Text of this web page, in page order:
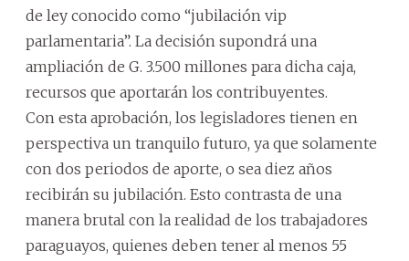
de ley conocido como “jubilación vip
parlamentaria”. La decisión supondrá una
ampliación de G. 3.500 millones para dicha caja,
recursos que aportarán los contribuyentes.
Con esta aprobación, los legisladores tienen en
perspectiva un tranquilo futuro, ya que solamente
con dos periodos de aporte, o sea diez años
recibirán su jubilación. Esto contrasta de una
manera brutal con la realidad de los trabajadores
paraguayos, quienes deben tener al menos 55